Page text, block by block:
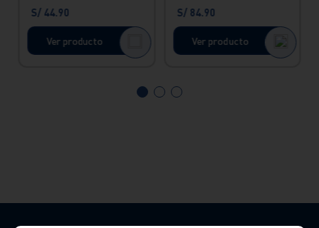
S/ 44.90
Ver producto
S/ 84.90
Ver producto